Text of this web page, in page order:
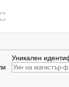
Уникален